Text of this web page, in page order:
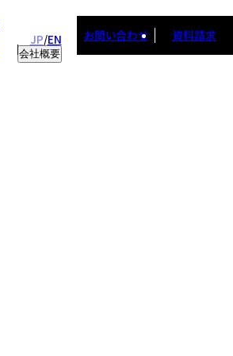
JP/EN
会社概要
お問い合わせ 資料請求